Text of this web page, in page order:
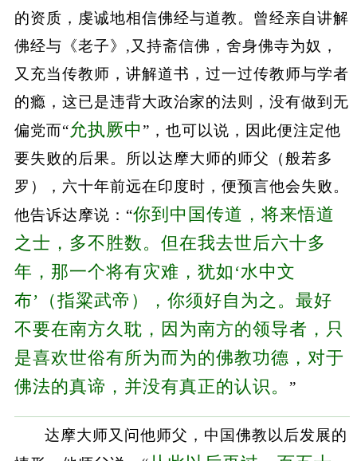
的资质，虔诚地相信佛经与道教。曾经亲自讲解
佛经与《老子》,又持斋信佛，舍身佛寺为奴，
又充当传教师，讲解道书，过一过传教师与学者
的瘾，这已是违背大政治家的法则，没有做到无
偏党而“允执厥中”，也可以说，因此便注定他
要失败的后果。所以达摩大师的师父（般若多
罗），六十年前远在印度时，便预言他会失败。
他告诉达摩说：“你到中国传道，将来悟道
之士，多不胜数。但在我去世后六十多
年，那一个将有灾难，犹如‘水中文
布’（指粱武帝），你须好自为之。最好
不要在南方久耽，因为南方的领导者，只
是喜欢世俗有所为而为的佛教功德，对于
佛法的真谛，并没有真正的认识。 ”
达摩大师又问他师父，中国佛教以后发展的